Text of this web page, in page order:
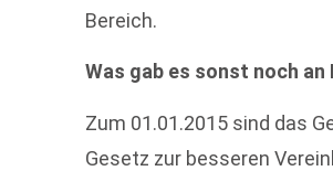
Bereich.
Was gab es sonst noch
Zum 01.01.2015 sind das
Gesetz zur besseren